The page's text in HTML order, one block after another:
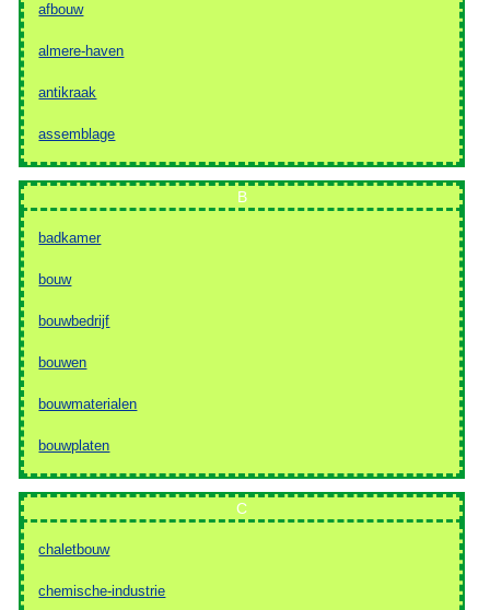
afbouw
almere-haven
antikraak
assemblage
B
badkamer
bouw
bouwbedrijf
bouwen
bouwmaterialen
bouwplaten
C
chaletbouw
chemische-industrie